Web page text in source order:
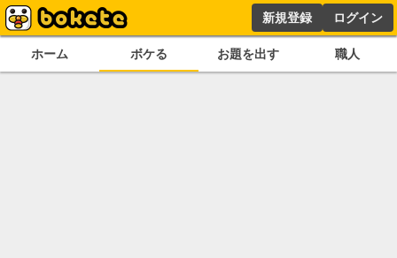
新規登録 ログイン
ホーム ボケる お題を出す 職人